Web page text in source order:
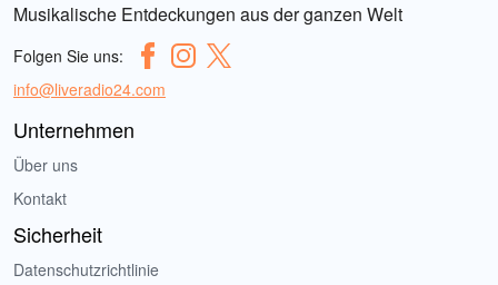
Musikalische Entdeckungen aus der ganzen Welt
Folgen Sie uns:
info@liveradio24.com
Unternehmen
Über uns
Kontakt
Sicherheit
Datenschutzrichtlinie